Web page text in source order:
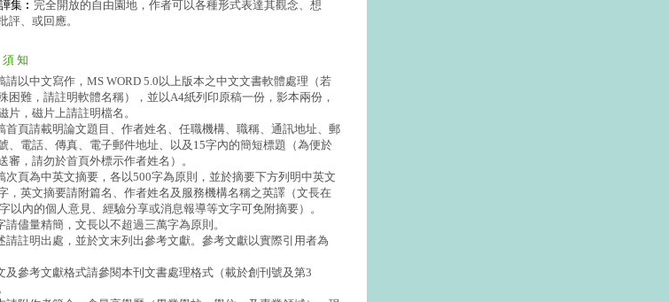
集︰ 完全開放的自由園地，作者可以各種形式表達其觀念、想
評、或回應。
須 知
請以中文寫作，MS WORD 5.0以上版本之中文文書軟體處理（若
困難，請註明軟體名稱），並以A4紙列印原稿一份，影本兩份，
片，磁片上請註明檔名。
首頁請載明論文題目、作者姓名、任職機構、職稱、通訊地址、郵
、電話、傳真、電子郵件地址、以及15字內的簡短標題（為便於
審，請勿於首頁外標示作者姓名）。
次頁為中英文摘要，各以500字為原則，並於摘要下方列明中英文
，英文摘要請附篇名、作者姓名及服務機構名稱之英譯（文長在
以內的個人意見、經驗分享或消息報導等文字可免附摘要）。
請儘量精簡，文長以不超過三萬字為原則。
請註明出處，並於文末列出參考文獻。參考文獻以實際引用者為
及參考文獻格式請參閱本刊文書處理格式（載於創刊號及第3